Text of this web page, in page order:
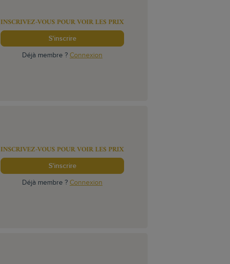
INSCRIVEZ-VOUS POUR VOIR LES PRIX
S'inscrire
Déjà membre ? Connexion
INSCRIVEZ-VOUS POUR VOIR LES PRIX
S'inscrire
Déjà membre ? Connexion